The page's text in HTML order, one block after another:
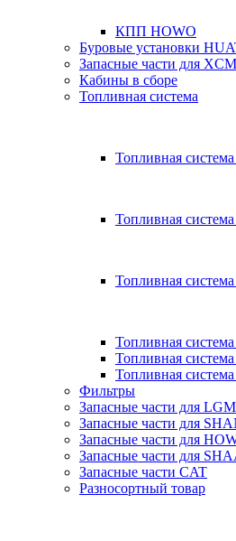
КПП HOWO
Буровые установки
Запасные части для
Кабины в сборе
Топливная система
Топливная
Топливная
Топливная
Топливная
Топливная
Топливная
Фильтры
Запасные части для
Запасные части для
Запасные части для
Запасные части для
Запасные части CAT
Разносортный товар